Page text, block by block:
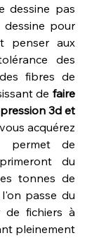
dessine pas
pour
penser aux
des
fibres de
de faire
3d et
acquérez
permet de
du
tonnes de
passe du
de fichiers à
pleinement